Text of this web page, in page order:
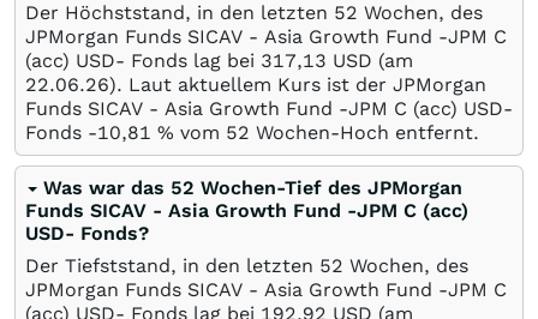
Der Höchststand, in den letzten 52 Wochen, des
JPMorgan Funds SICAV - Asia Growth Fund -JPM C
(acc) USD- Fonds lag bei 317,13 USD (am
22.06.26). Laut aktuellem Kurs ist der JPMorgan
Funds SICAV - Asia Growth Fund -JPM C (acc) USD-
Fonds -10,81 % vom 52 Wochen-Hoch entfernt.
Was war das 52 Wochen-Tief des JPMorgan
Funds SICAV - Asia Growth Fund -JPM C (acc)
USD- Fonds?
Der Tiefststand, in den letzten 52 Wochen, des
JPMorgan Funds SICAV - Asia Growth Fund -JPM C
(acc) USD- Fonds lag bei 192,92 USD (am